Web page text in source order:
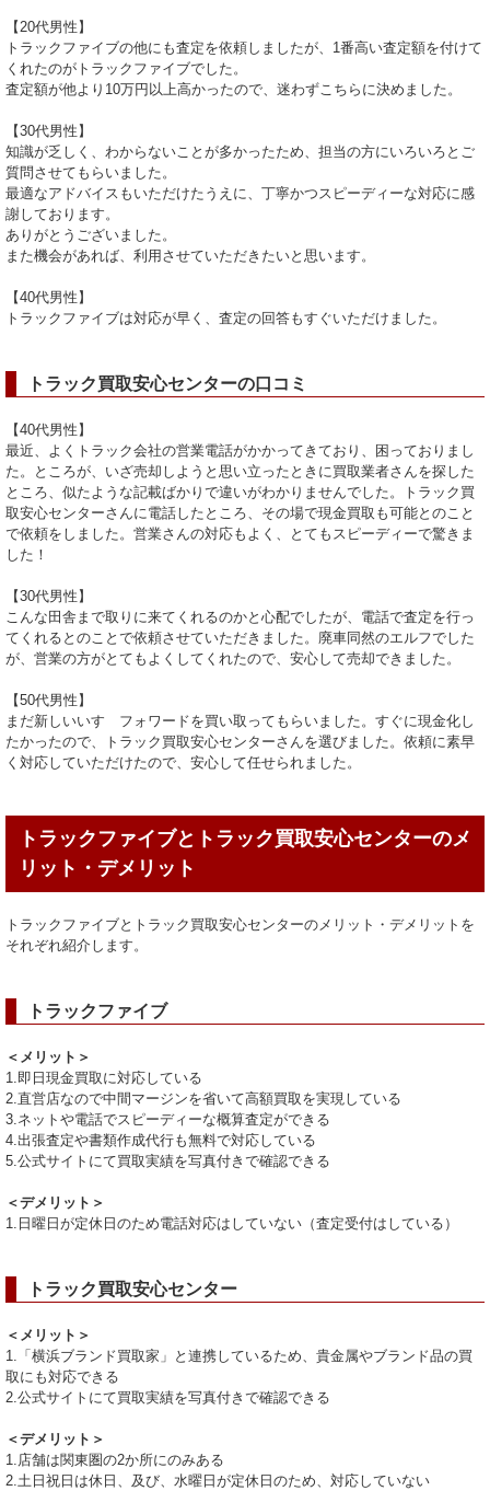
【20代男性】
トラックファイブの他にも査定を依頼しましたが、1番高い査定額を付けて
くれたのがトラックファイブでした。
査定額が他より10万円以上高かったので、迷わずこちらに決めました。
【30代男性】
知識が乏しく、わからないことが多かったため、担当の方にいろいろとご
質問させてもらいました。
最適なアドバイスもいただけたうえに、丁寧かつスピーディーな対応に感
謝しております。
ありがとうございました。
また機会があれば、利用させていただきたいと思います。
【40代男性】
トラックファイブは対応が早く、査定の回答もすぐいただけました。
トラック買取安心センターの口コミ
【40代男性】
最近、よくトラック会社の営業電話がかかってきており、困っておりまし
た。ところが、いざ売却しようと思い立ったときに買取業者さんを探した
ところ、似たような記載ばかりで違いがわかりませんでした。トラック買
取安心センターさんに電話したところ、その場で現金買取も可能とのこと
で依頼をしました。営業さんの対応もよく、とてもスピーディーで驚きま
した！
【30代男性】
こんな田舎まで取りに来てくれるのかと心配でしたが、電話で査定を行っ
てくれるとのことで依頼させていただきました。廃車同然のエルフでした
が、営業の方がとてもよくしてくれたので、安心して売却できました。
【50代男性】
まだ新しいいすゞフォワードを買い取ってもらいました。すぐに現金化し
たかったので、トラック買取安心センターさんを選びました。依頼に素早
く対応していただけたので、安心して任せられました。
トラックファイブとトラック買取安心センターのメ
リット・デメリット
トラックファイブとトラック買取安心センターのメリット・デメリットを
それぞれ紹介します。
トラックファイブ
＜メリット＞
1.即日現金買取に対応している
2.直営店なので中間マージンを省いて高額買取を実現している
3.ネットや電話でスピーディーな概算査定ができる
4.出張査定や書類作成代行も無料で対応している
5.公式サイトにて買取実績を写真付きで確認できる
＜デメリット＞
1.日曜日が定休日のため電話対応はしていない（査定受付はしている）
トラック買取安心センター
＜メリット＞
1.「横浜ブランド買取家」と連携しているため、貴金属やブランド品の買
取にも対応できる
2.公式サイトにて買取実績を写真付きで確認できる
＜デメリット＞
1.店舗は関東圏の2か所にのみある
2.土日祝日は休日、及び、水曜日が定休日のため、対応していない